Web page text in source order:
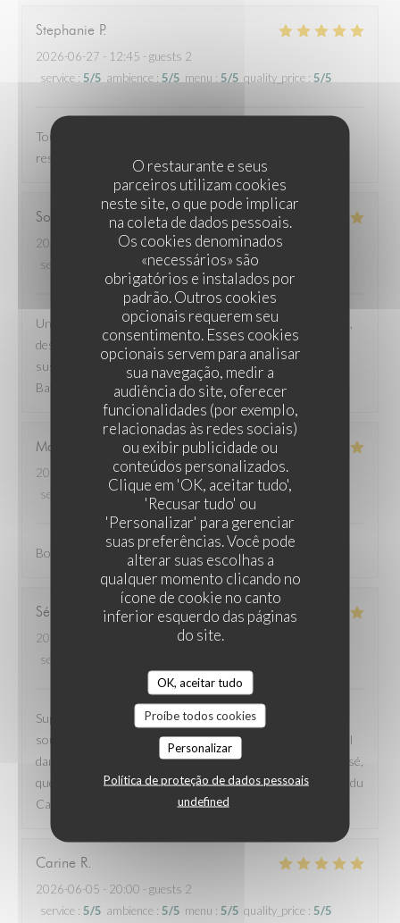
O restaurante e seus
parceiros utilizam cookies
neste site, o que pode implicar
na coleta de dados pessoais.
Os cookies denominados
«necessários» são
obrigatórios e instalados por
padrão. Outros cookies
opcionais requerem seu
consentimento. Esses cookies
opcionais servem para analisar
sua navegação, medir a
audiência do site, oferecer
funcionalidades (por exemplo,
relacionadas às redes sociais)
ou exibir publicidade ou
conteúdos personalizados.
Clique em 'OK, aceitar tudo',
'Recusar tudo' ou
'Personalizar' para gerenciar
suas preferências. Você pode
alterar suas escolhas a
qualquer momento clicando no
ícone de cookie no canto
inferior esquerdo das páginas
do site.
OK, aceitar tudo
Proíbe todos cookies
Personalizar
Política de proteção de dados pessoais
undefined
Stephanie P
2026-06-27 - 12:45 - guests 2
service : 5/5 ambience : 5/5 menu : 5/5 quality_price : 5/5
Toujours une super expérience culinaire! Un des meilleurs
restaurants du quartier.
Sophie
2026-06-21
- 12:00 - guests 3
service
ambience :5/5 menu:4/5 quality_price
Une très bonne adresse pour un brunch le dimanche matin,
des produits de qualité, un repas copieux et équilibré. Et en
sus, la terrasse-ex-parking-post-covid la plus jolie des
Batignolles à l'ombre d'un érable et de deux oliviers.
Marjorie
2026-06-13
- 20:30 - guests 2
service
ambience : 5 /5 menu: 5/5 quality_price
Bon restaurant, assiettes copieuses, belle présentation
Sébastien
2026-06-14
- 11:30 - guests 2
service
Super moment! Service au top, super gentil, serviable,
souriant, malgré certains clients peu commodes. Et un régal
dans l’assiette. Des plats assez simples mais très bien réalisé,
que ce soit les accras ou les viennoiseries. Bravo à l’équipe du
Caducée.
Carine R
2026-06-05 - 20:00 - guests 2
service : 5/5 ambience : 5/5 menu : 5/5 quality_price : 5/5